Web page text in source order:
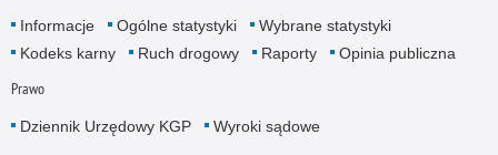
Informacje Ogólne statystyki
Wybrane statystyki
Kodeks karny
Ruch drogowy Raporty Opinia publiczna
Prawo
Dziennik Urzędowy KGP Wyroki sądowe